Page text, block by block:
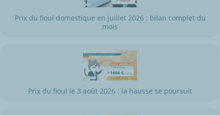
Prix du fioul domestique en juillet 2026 : bilan complet du
mois
Prix du fioul le 3 août 2026 : la hausse se poursuit